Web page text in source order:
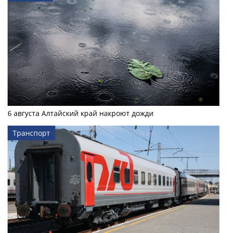
6 августа Алтайский край накроют дожди
Транспорт